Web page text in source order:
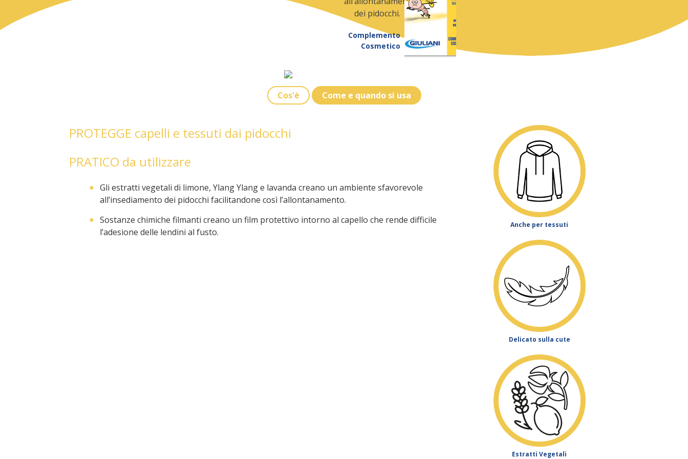
dei pidocchi.
Complemento
Cosmetico
Cos'è Come e quando si usa
PROTEGGE capelli e tessuti dai pidocchi
PRATICO da utilizzare
Gli estratti vegetali di limone, Ylang Ylang e lavanda creano un ambiente sfavorevole
all’insediamento dei pidocchi facilitandone così l’allontanamento.
Sostanze chimiche filmanti creano un film protettivo intorno al capello che rende difficile
l’adesione delle lendini al fusto.
Anche per tessuti
Delicato sulla cute
Estratti Vegetali